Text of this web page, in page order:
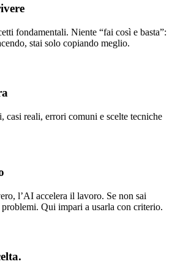
fondamentali. Niente “fai così e basta”:
stai solo copiando meglio.
casi reali, errori comuni e scelte tecniche
l’AI accelera il lavoro. Se non sai
Qui impari a usarla con criterio.